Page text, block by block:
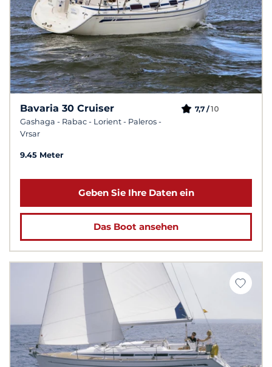
Bavaria 30 Cruiser
Gashaga - Rabac - Lorient - Paleros -
Vrsar
7,7 /10
9.45 Meter
Geben Sie Ihre Daten ein
Das Boot ansehen